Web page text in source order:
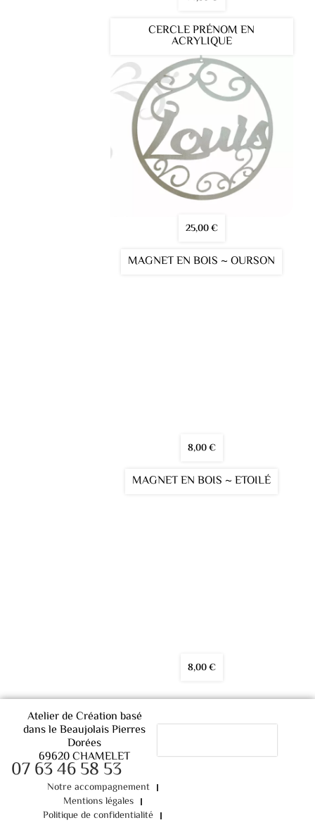
CERCLE PRÉNOM EN
ACRYLIQUE
25,00€
MAGNET EN BOIS ~ OURSON
8,00€
MAGNET EN BOIS ~ ETOILÉ
8,00€
Atelier de Création basé
dans le Beaujolais Pierres
Dorées
69620 CHAMELET
07 63 46 58 53
Notre accompagnement
Mentions légales
Politique de confidentialité